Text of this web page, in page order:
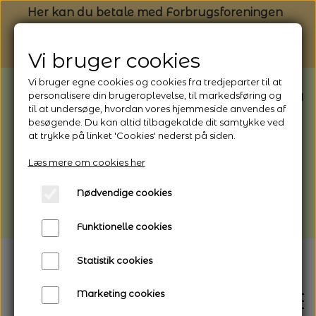
Her kan du betale med Forbrugsforeningen
BEMÆRK: Butikken har ferielukket* fra
1/8 - 9/8 - 2026
*Webshoppen er åben og sender hele
afhentning
Vi gør opmærksom på, at der kan være lidt
længere leveringstid
Vi bruger cookies
Vi bruger egne cookies og cookies fra tredjeparter til at
personalisere din brugeroplevelse, til markedsføring og
til at undersøge, hvordan vores hjemmeside anvendes af
besøgende. Du kan altid tilbagekalde dit samtykke ved
at trykke på linket 'Cookies' nederst på siden.
Læs mere om cookies her
Nødvendige cookies
Funktionelle cookies
Statistik cookies
Marketing cookies